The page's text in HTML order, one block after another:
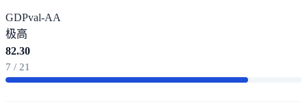
GDPval-AA
极高
82.30
7 / 21